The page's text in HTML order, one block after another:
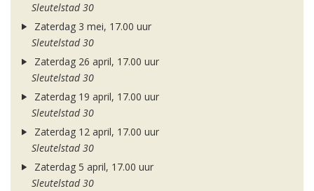
Sleutelstad 30
Zaterdag 3 mei, 17.00 uur
Sleutelstad 30
Zaterdag 26 april, 17.00 uur
Sleutelstad 30
Zaterdag 19 april, 17.00 uur
Sleutelstad 30
Zaterdag 12 april, 17.00 uur
Sleutelstad 30
Zaterdag 5 april, 17.00 uur
Sleutelstad 30